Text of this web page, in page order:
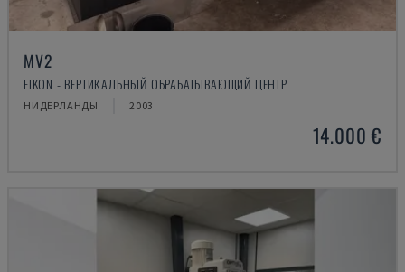
MV2
EIKON - ВЕРТИКАЛЬНЫЙ ОБРАБАТЫВАЮЩИЙ ЦЕНТР
НИДЕРЛАНДЫ 2003
14.000 €